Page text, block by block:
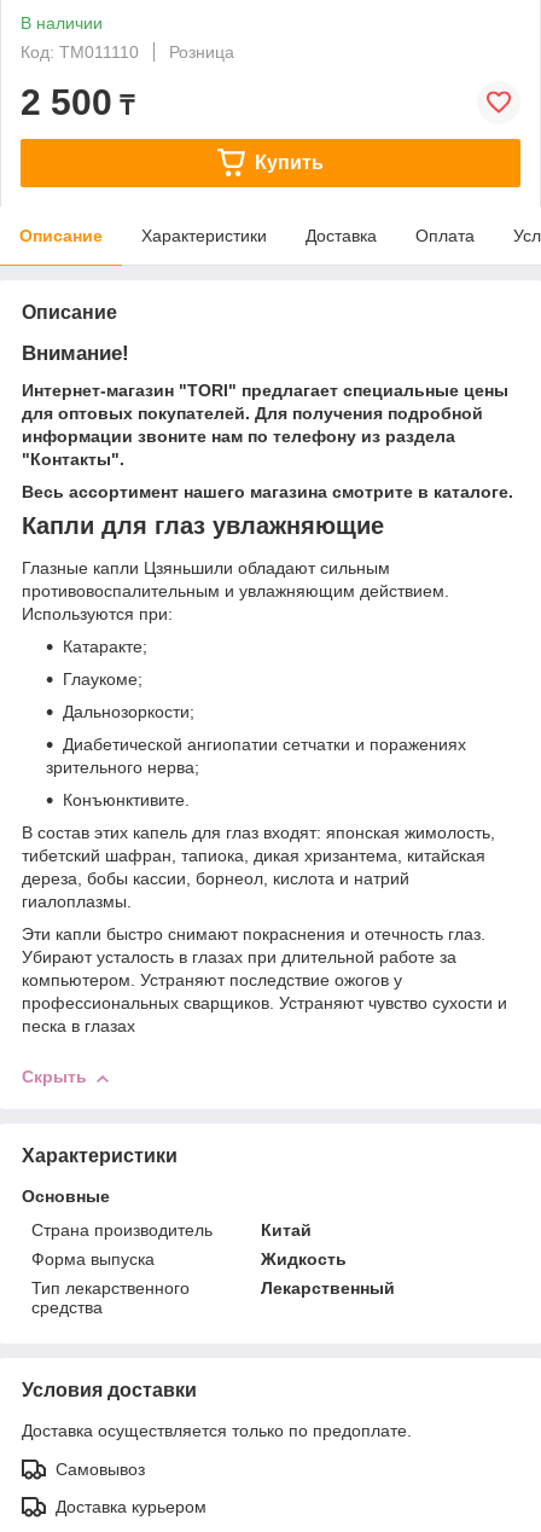
В наличии
Код: ТМ011110
Розница
2 500 ₸
Купить
Описание Характеристики Доставка Оплата
Описание
Внимание!
Интернет-магазин "TORI" предлагает специальные цены
для оптовых покупателей. Для получения подробной
информации звоните нам по телефону из раздела
"Контакты".
Весь ассортимент нашего магазина смотрите в каталоге.
Капли для глаз увлажняющие
Глазные капли Цзяньшили обладают сильным
противовоспалительным и увлажняющим действием.
Используются при:
Катаракте;
Глаукоме;
Дальнозоркости;
Диабетической ангиопатии сетчатки и поражениях
зрительного нерва;
Конъюнктивите.
В состав этих капель для глаз входят: японская жимолость,
тибетский шафран, тапиока, дикая хризантема, китайская
дереза, бобы кассии, борнеол, кислота и натрий
гиалоплазмы.
Эти капли быстро снимают покраснения и отечность глаз.
Убирают усталость в глазах при длительной работе за
компьютером. Устраняют последствие ожогов у
профессиональных сварщиков. Устраняют чувство сухости и
песка в глазах
Скрыть
Характеристики
Основные
Страна производитель
Китай
Форма выпуска
Жидкость
Тип лекарственного
средства
Лекарственный
Условия доставки
Доставка осуществляется только по предоплате.
Самовывоз
Доставка курьером